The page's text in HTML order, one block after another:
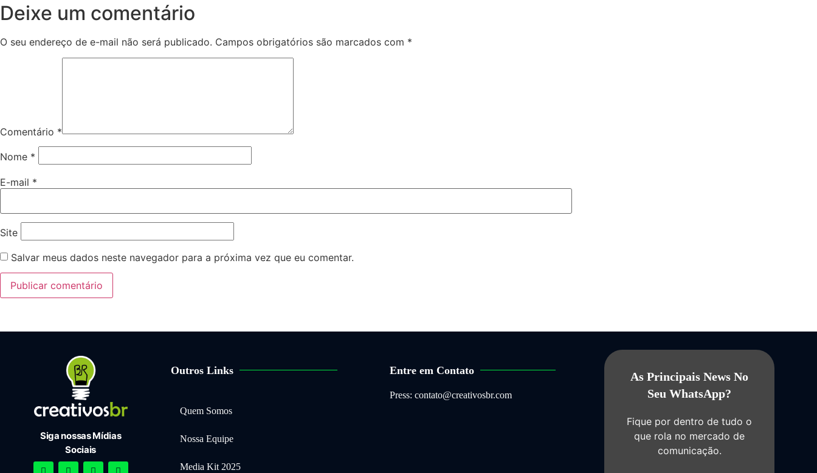
Deixe um comentário
O seu endereço de e-mail não será publicado. Campos obrigatórios são marcados com *
Comentário *
Nome *
E-mail *
Site
Salvar meus dados neste navegador para a próxima vez que eu comentar.
Siga nossas Mídias
Sociais
Outros Links
Quem Somos
Nossa Equipe
Media Kit 2025
Entre em Contato
Press: contato@creativosbr.com
As Principais News No
Seu WhatsApp?
Fique por dentro de tudo o
que rola no mercado de
comunicação.